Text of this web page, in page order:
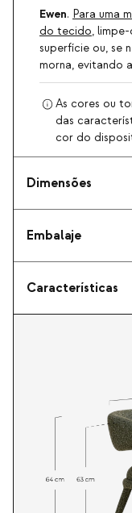
Ewen. Para uma
do tecido,
superfície ou, se
morna, evitando
As cores ou
das
cor do
Dimensões
Embalaje
Características